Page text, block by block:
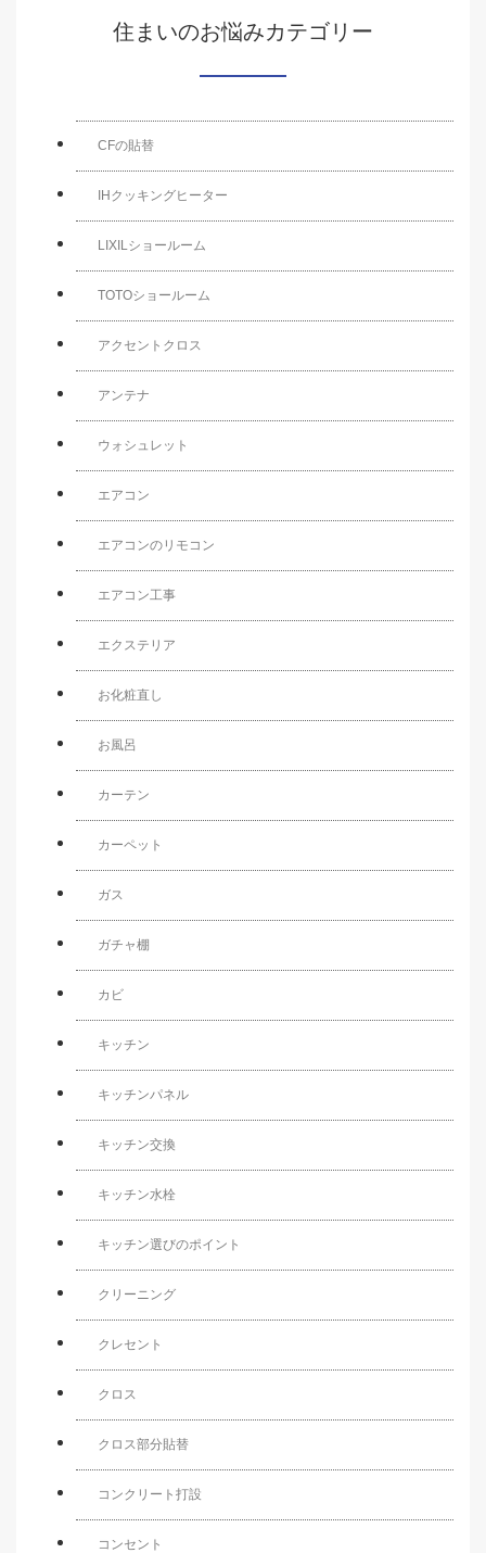
住まいのお悩みカテゴリー
CFの貼替
IHクッキングヒーター
LIXILショールーム
TOTOショールーム
アクセントクロス
アンテナ
ウォシュレット
エアコン
エアコンのリモコン
エアコン工事
エクステリア
お化粧直し
お風呂
カーテン
カーペット
ガス
ガチャ棚
カビ
キッチン
キッチンパネル
キッチン交換
キッチン水栓
キッチン選びのポイント
クリーニング
クレセント
クロス
クロス部分貼替
コンクリート打設
コンセント